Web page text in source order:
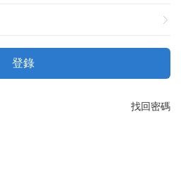
登錄
找回密碼